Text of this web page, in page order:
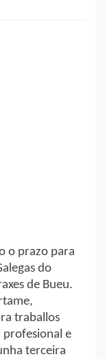
o prazo para
do
de Bueu.
traballos
profesional e
terceira